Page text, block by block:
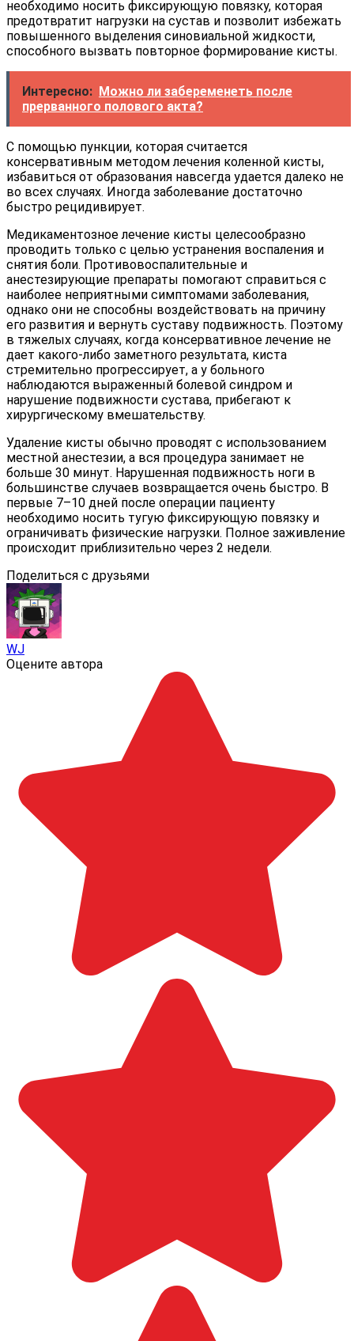
необходимо носить фиксирующую повязку, которая
предотвратит нагрузки на сустав и позволит избежать
повышенного выделения синовиальной жидкости,
способного вызвать повторное формирование кисты.
Интересно: Можно ли забеременеть после
прерванного полового акта?
С помощью пункции, которая считается
консервативным методом лечения коленной кисты,
избавиться от образования навсегда удается далеко не
во всех случаях. Иногда заболевание достаточно
быстро рецидивирует.
Медикаментозное лечение кисты целесообразно
проводить только с целью устранения воспаления и
снятия боли. Противовоспалительные и
анестезирующие препараты помогают справиться с
наиболее неприятными симптомами заболевания,
однако они не способны воздействовать на причину
его развития и вернуть суставу подвижность. Поэтому
в тяжелых случаях, когда консервативное лечение не
дает какого-либо заметного результата, киста
стремительно прогрессирует, а у больного
наблюдаются выраженный болевой синдром и
нарушение подвижности сустава, прибегают к
хирургическому вмешательству.
Удаление кисты обычно проводят с использованием
местной анестезии, а вся процедура занимает не
больше 30 минут. Нарушенная подвижность ноги в
большинстве случаев возвращается очень быстро. В
первые 7–10 дней после операции пациенту
необходимо носить тугую фиксирующую повязку и
ограничивать физические нагрузки. Полное заживление
происходит приблизительно через 2 недели.
Поделиться с друзьями
WJ
Оцените автора